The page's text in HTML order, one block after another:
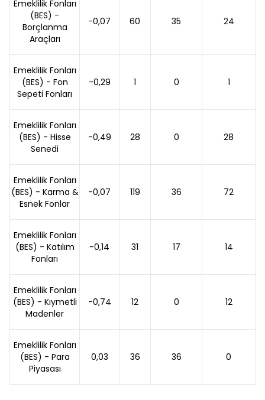
Emeklilik Fonları
(BES) -
Borçlanma
Araçları
-0,07 60 35 24
Emeklilik Fonları
(BES) - Fon
Sepeti Fonları
-0,29 1 0 1
Emeklilik Fonları
(BES) - Hisse
Senedi
-0,49 28 0 28
Emeklilik Fonları
(BES) - Karma &
Esnek Fonlar
-0,07 119 36 72
Emeklilik Fonları
(BES) - Katılım
Fonları
-0,14 31 17 14
Emeklilik Fonları
(BES) - Kıymetli
Madenler
-0,74 12 0 12
Emeklilik Fonları
(BES) - Para
Piyasası
0,03 36 36 0